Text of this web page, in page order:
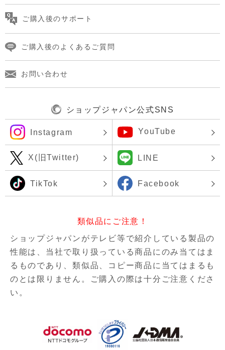
ご購入後のサポート
ご購入後のよくあるご質問
お問い合わせ
ショップジャパン公式SNS
Instagram YouTube
X(旧Twitter) LINE
TikTok Facebook
類似品にご注意！
ショップジャパンがテレビ等で紹介している製品の
性能は、当社で取り扱っている商品にのみ当てはま
るものであり、類似品、コピー商品に当てはまるも
のとは限りません。ご購入の際は十分ご注意くださ
い。